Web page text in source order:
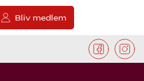
Bliv medlem